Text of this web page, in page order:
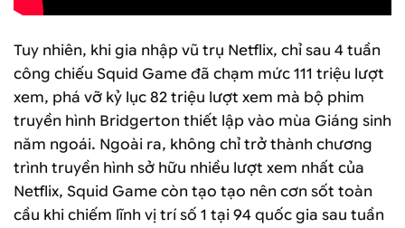
Tuy nhiên, khi gia nhập vũ trụ Netflix, chỉ sau 4 tuần
công chiếu Squid Game đã chạm mức 111 triệu lượt
xem, phá vỡ kỷ lục 82 triệu lượt xem mà bộ phim
truyền hình Bridgerton thiết lập vào mùa Giáng sinh
năm ngoái. Ngoài ra, không chỉ trở thành chương
trình truyền hình sở hữu nhiều lượt xem nhất của
Netflix, Squid Game còn tạo tạo nên cơn sốt toàn
cầu khi chiếm lĩnh vị trí số 1 tại 94 quốc gia sau tuần